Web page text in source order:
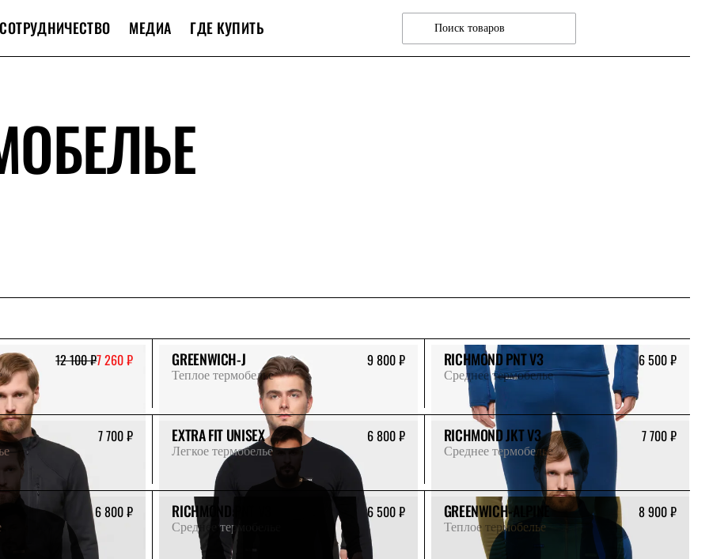
СОТРУДНИЧЕСТВО МЕДИА ГДЕ КУПИТЬ
12 100 ₽7 260 ₽ GREENWICH-J
Теплое термобелье
9 800 ₽ RICHMOND PNT V3
Среднее термобелье
6 500 ₽
7 700 ₽ EXTRA FIT UNISEX
Легкое термобелье
6 800 ₽ RICHMOND JKT V3
Среднее термобелье
7 700 ₽
6 800 ₽ RICHMOND PNT V3
Среднее термобелье
6 500 ₽ GREENWICH-ALPINE
Теплое термобелье
8 900 ₽